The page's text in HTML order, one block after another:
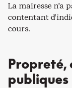
La mairesse n’a
contentant
cours.
Propreté,
publiques